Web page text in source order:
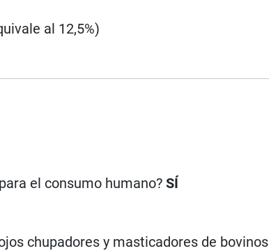
al 12,5%)
el consumo humano?SÍ
chupadores y masticadores de bovinos